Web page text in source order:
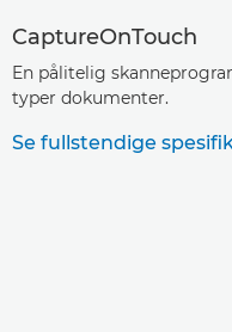
CaptureOnTouch
En pålitelig
typer dokumenter.
Se fullstendige